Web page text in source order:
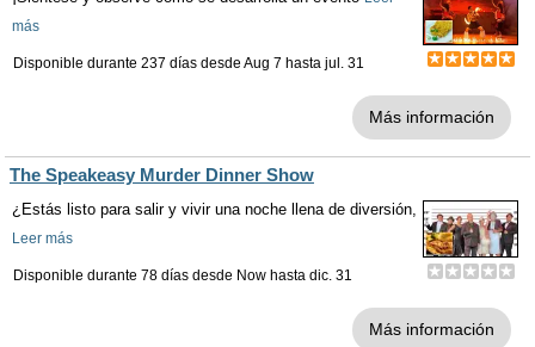
más
Disponible durante 237 días desde Aug 7 hasta jul. 31
Más información
The Speakeasy Murder Dinner Show
¿Estás listo para salir y vivir una noche llena de diversión,
Leer más
Disponible durante 78 días desde Now hasta dic. 31
Más información